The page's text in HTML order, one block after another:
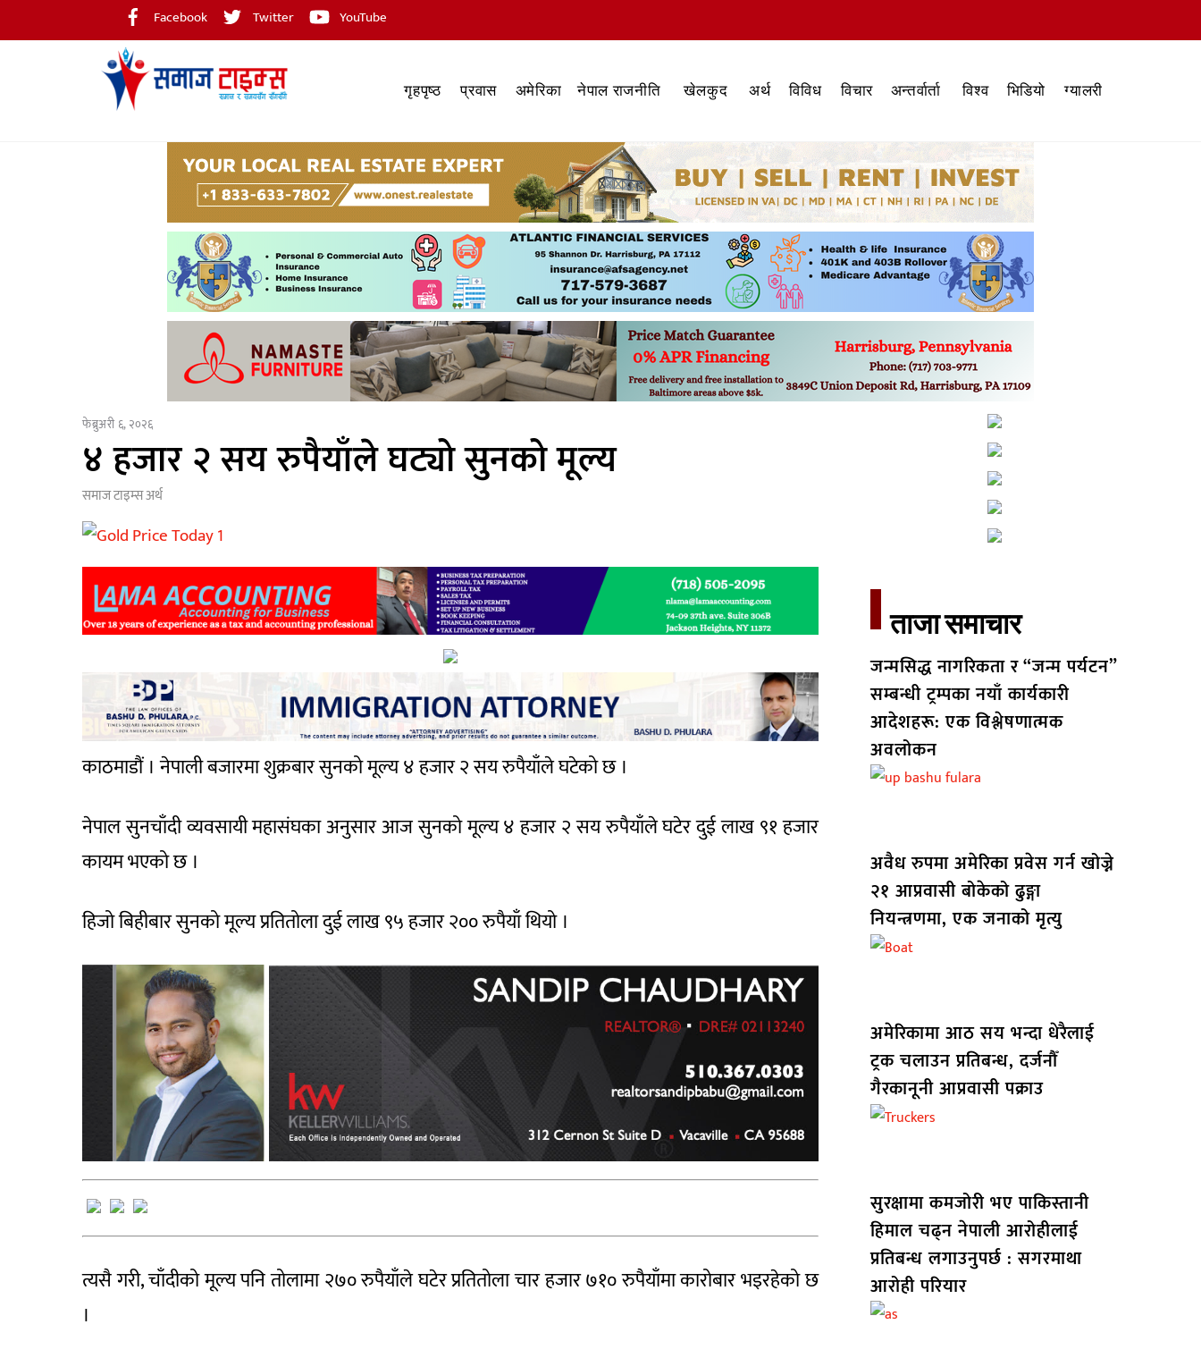
to
Facebook Twitter YouTube
गृहपृष्ठ प्रवास अमेरिका नेपाल राजनीति खेलकुद अर्थ विविध विचार अन्तर्वार्ता विश्व भिडियो ग्यालरी
फेब्रुअरी ६, २०२६
४ हजार २ सय रुपैयाँले घट्यो सुनको मूल्य
समाज टाइम्सअर्थ
काठमाडौं । नेपाली बजारमा शुक्रबार सुनको मूल्य ४ हजार २ सय रुपैयाँले घटेको छ ।
नेपाल सुनचाँदी व्यवसायी महासंघका अनुसार आज सुनको मूल्य ४ हजार २ सय रुपैयाँले घटेर दुई लाख ९१ हजार
कायम भएको छ ।
हिजो बिहीबार सुनको मूल्य प्रतितोला दुई लाख ९५ हजार २०० रुपैयाँ थियो ।
त्यसै गरी, चाँदीको मूल्य पनि तोलामा २७० रुपैयाँले घटेर प्रतितोला चार हजार ७१० रुपैयाँमा कारोबार भइरहेको छ
।
ताजा समाचार​
जन्मसिद्ध नागरिकता र “जन्म पर्यटन”
सम्बन्धी ट्रम्पका नयाँ कार्यकारी
आदेशहरू: एक विश्लेषणात्मक
अवलोकन
अवैध रुपमा अमेरिका प्रवेस गर्न खोज्ने
२१ आप्रवासी बोकेको ढुङ्गा
नियन्त्रणमा, एक जनाको मृत्यु
अमेरिकामा आठ सय भन्दा धेरैलाई
ट्रक चलाउन प्रतिबन्ध, दर्जनौँ
गैरकानूनी आप्रवासी पक्राउ
सुरक्षामा कमजोरी भए पाकिस्तानी
हिमाल चढ्न नेपाली आरोहीलाई
प्रतिबन्ध लगाउनुपर्छ : सगरमाथा
आरोही परियार